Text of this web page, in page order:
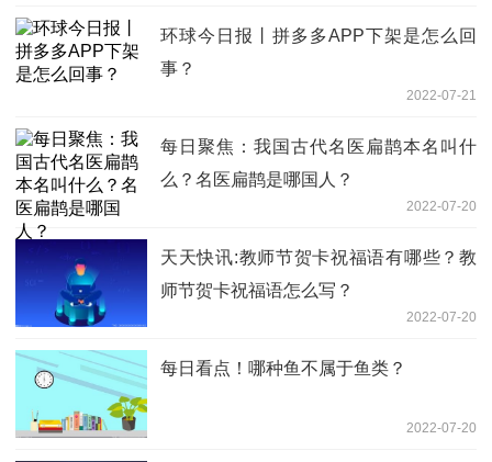
环球今日报丨拼多多APP下架是怎么回
事？
2022-07-21
每日聚焦：我国古代名医扁鹊本名叫什
么？名医扁鹊是哪国人？
2022-07-20
天天快讯:教师节贺卡祝福语有哪些？教
师节贺卡祝福语怎么写？
2022-07-20
每日看点！哪种鱼不属于鱼类？
2022-07-20